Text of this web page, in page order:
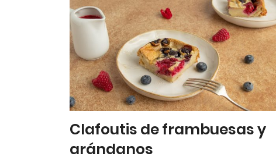
Clafoutis de frambuesas y
arándanos